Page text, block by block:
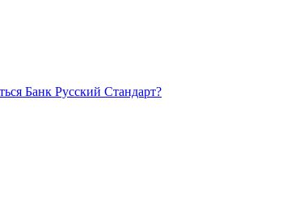
Банк Русский Стандарт?